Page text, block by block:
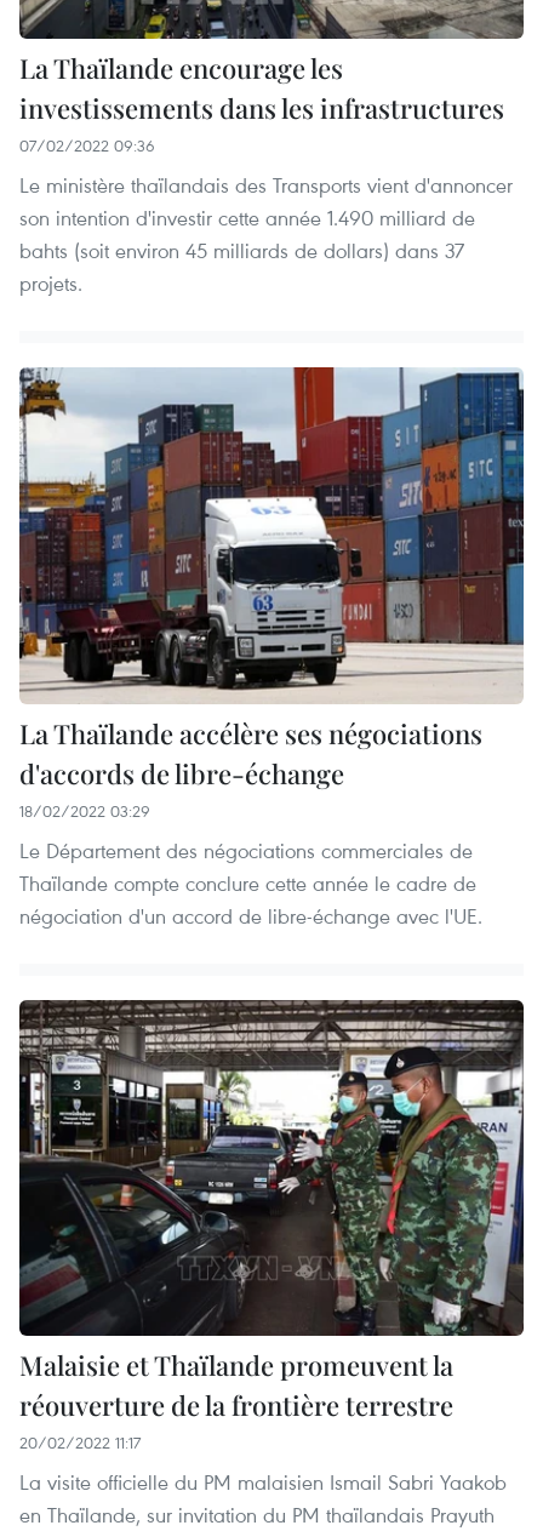
La Thaïlande encourage les
investissements dans les infrastructures
07/02/2022 09:36
Le ministère thaïlandais des Transports vient d'annoncer
son intention d'investir cette année 1.490 milliard de
bahts (soit environ 45 milliards de dollars) dans 37
projets.
La Thaïlande accélère ses négociations
d'accords de libre-échange
18/02/2022 03:29
Le Département des négociations commerciales de
Thaïlande compte conclure cette année le cadre de
négociation d'un accord de libre-échange avec l'UE.
Malaisie et Thaïlande promeuvent la
réouverture de la frontière terrestre
20/02/2022 11:17
La visite officielle du PM malaisien Ismail Sabri Yaakob
en Thaïlande, sur invitation du PM thaïlandais Prayuth